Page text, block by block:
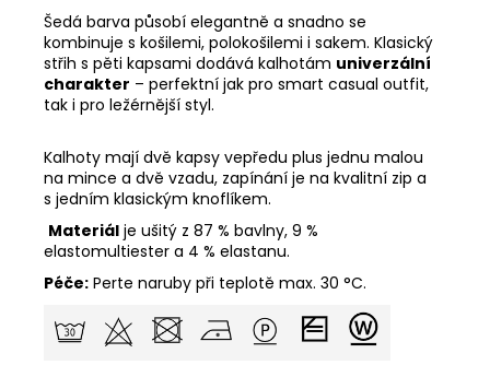
Šedá barva působí elegantně a snadno se
kombinuje s košilemi, polokošilemi i sakem. Klasický
střih s pěti kapsami dodává kalhotám univerzální
charakter – perfektní jak pro smart casual outfit,
tak i pro ležérnější styl.
Kalhoty mají dvě kapsy vepředu plus jednu malou
na mince a dvě vzadu, zapínání je na kvalitní zip a
s jedním klasickým knoflíkem.
Materiál je ušitý z 87 % bavlny, 9 %
elastomultiester a 4 % elastanu.
Péče: Perte naruby při teplotě max. 30 °C.